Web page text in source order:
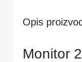
Opis
Monitor